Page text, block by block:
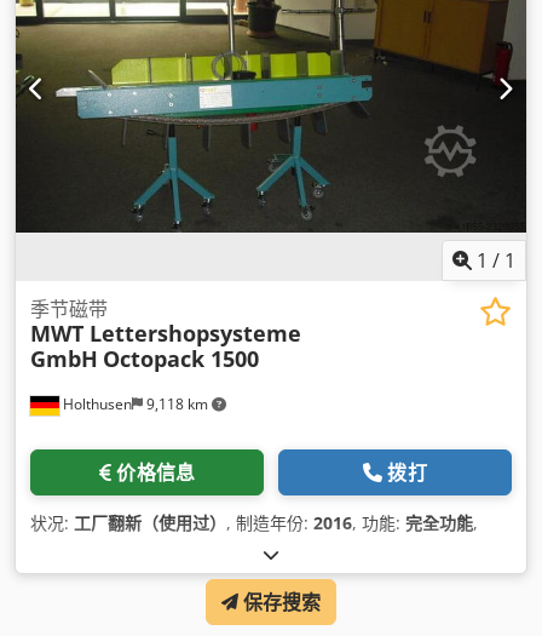
1 / 1
Holthusen 9,118 km
季节磁带
MWT Lettershopsysteme
GmbH Octopack 1500
价格信息 拨打
状况: 工厂翻新（使用过） , 制造年份: 2016, 功能: 完全功能,
保存搜索